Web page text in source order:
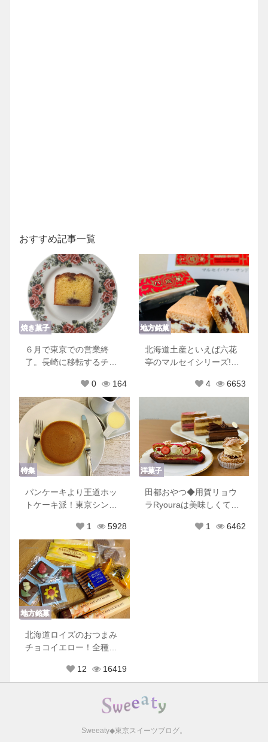
おすすめ記事一覧
焼き菓子
６月で東京での営業終
了。長崎に移転するチリ
0
164
地方銘菓
北海道土産といえば六花
亭のマルセイシリーズ!他
4
6653
特集
パンケーキより王道ホッ
トケーキ派！東京シンプ
1
5928
洋菓子
田都おやつ◆用賀リョウ
ラRyouraは美味しくて可
1 6462
地方銘菓
北海道ロイズのおつまみ
チョコイエロー！全種類
12
16419
Sweeaty◆東京スイーツブログ。